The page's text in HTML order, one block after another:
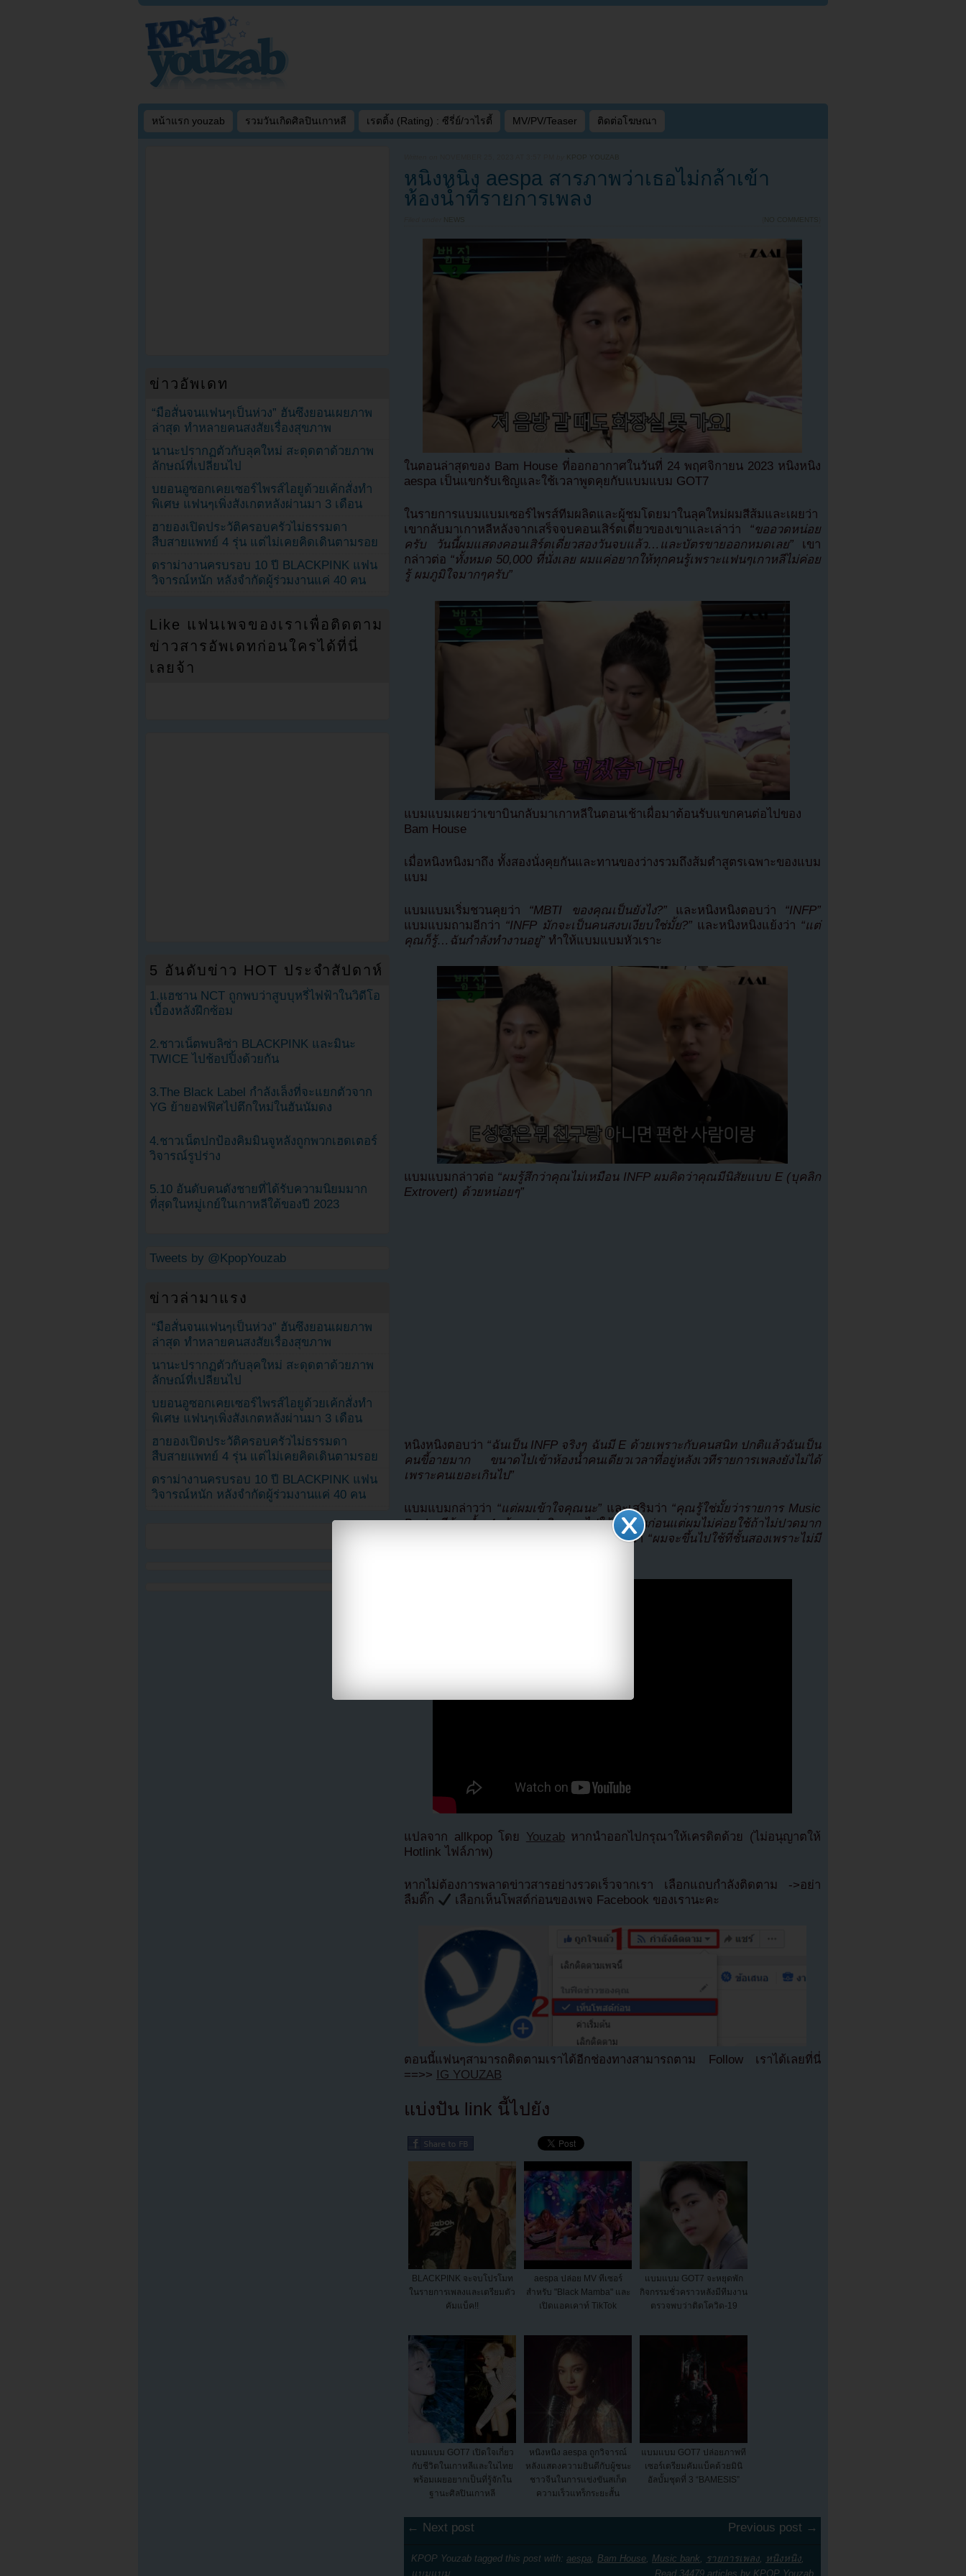
หน้าแรก youzab รวมวันเกิดศิลปินเกาหลี เรตติ้ง (Rating) : ซีรี่ย์/วาไรตี้ MV/PV/Teaser ติดต่อโฆษณา
KPOP YOUZAB
หนิงหนิง aespa สารภาพว่าเธอไม่กล้าเข้า
ห้องน้ำที่รายการเพลง
NEWS NO COMMENTS
ในตอนล่าสุดของ Bam House ที่ออกอากาศในวันที่ 24 พฤศจิกายน 2023 หนิงหนิง
aespa เป็นแขกรับเชิญและใช้เวลาพูดคุยกับแบมแบม GOT7
ในรายการแบมแบมเซอร์ไพรส์ทีมผลิตและผู้ชมโดยมาในลุคใหม่ผมสีส้มและเผยว่า
เขากลับมาเกาหลีหลังจากเสร็จจบคอนเสิร์ตเดี่ยวของเขาและเล่าว่า “ขออวดหน่อย
ครับ วันนี้ผมแสดงคอนเสิร์ตเดี่ยวสองวันจบแล้ว…และบัตรขายออกหมดเลย”เขา
กล่าวต่อ “ทั้งหมด 50,000 ที่นั่งเลย ผมแค่อยากให้ทุกคนรู้เพราะแฟนๆเกาหลีไม่ค่อย
รู้ ผมภูมิใจมากๆครับ”
แบมแบมเผยว่าเขาบินกลับมาเกาหลีในตอนเช้าเผื่อมาต้อนรับแขกคนต่อไปของ
Bam House
เมื่อหนิงหนิงมาถึง ทั้งสองนั่งคุยกันและทานของว่างรวมถึงส้มตำสูตรเฉพาะของแบม
แบม
แบมแบมเริ่มชวนคุยว่า “MBTI ของคุณเป็นยังไง?”และหนิงหนิงตอบว่า “INFP”
แบมแบมถามอีกว่า “INFP มักจะเป็นคนสงบเงียบใช่มั้ย?”และหนิงหนิงแย้งว่า “แต่
คุณก็รู้…ฉันกำลังทำงานอยู่” ทำให้แบมแบมหัวเราะ
แบมแบมกล่าวต่อ “ผมรู้สึกว่าคุณไม่เหมือน INFP ผมคิดว่าคุณมีนิสัยแบบ E (บุคลิก
Extrovert) ด้วยหน่อยๆ”
หนิงหนิงตอบว่า “ฉันเป็น INFP จริงๆ ฉันมี E ด้วยเพราะกับคนสนิท ปกติแล้วฉันเป็น
คนขี้อายมาก ขนาดไปเข้าห้องน้ำคนเดียวเวลาที่อยู่หลังเวทีรายการเพลงยังไม่ได้
เพราะคนเยอะเกินไป”
แบมแบมกล่าวว่า “แต่ผมเข้าใจคุณนะ”และเสริมว่า “คุณรู้ใช่มั้ยว่ารายการ Music
Bank มีห้องน้ำ 4 ห้อง ปกติเราจะไปใช้ตรงนั้นก่อนแต่ผมไม่ค่อยใช้ถ้าไม่ปวดมาก
เขาเผยอีกว่า “ผมจะขึ้นไปใช้ที่ชั้นสองเพราะไม่มี
แปลจาก allkpop โดย Youzabหากนำออกไปกรุณาให้เครดิตด้วย (ไม่อนุญาตให้
Hotlink ไฟล์ภาพ)
หากไม่ต้องการพลาดข่าวสารอย่างรวดเร็วจากเรา เลือกแถบกำลังติดตาม ->อย่า
ลืมติ๊ก
เลือกเห็นโพสต์ก่อนของเพจ Facebook ของเรานะคะ
ตอนนี้แฟนๆสามารถติดตามเราได้อีกช่องทางสามารถตาม Follow เราได้เลยที่นี่
==>> IG YOUZAB
แบ่งปัน link นี้ไปยัง
BLACKPINK จะจบโปรโมท
ในรายการเพลงและเตรียมตัว
คัมแบ็ค!!
aespa ปล่อย MV ทีเซอร์
สำหรับ "Black Mamba" และ
เปิดแอคเคาท์ TikTok
แบมแบม GOT7 จะหยุดพัก
กิจกรรมชั่วคราวหลังมีทีมงาน
ตรวจพบว่าติดโควิด-19
แบมแบม GOT7 เปิดใจเกี่ยว
กับชีวิตในเกาหลีและในไทย
พร้อมเผยอยากเป็นที่รู้จักใน
ฐานะศิลปินเกาหลี
หนิงหนิง aespa ถูกวิจารณ์
หลังแสดงความยินดีกับผู้ชนะ
ชาวจีนในการแข่งขันสเก็ต
ความเร็วแทร็กระยะสั้น
แบมแบม GOT7 ปล่อยภาพที
เซอร์เตรียมคัมแบ็คด้วยมินิ
อัลบั้มชุดที่ 3 “BAMESIS”
← Next post Previous post →
KPOP Youzab tagged this post with: aespa Bam House Music bank รายการเพลง หนิงหนิง
แบมแบม
Read 34479 articles by KPOP Youzab
ข่าวอัพเดท
“มือสั่นจนแฟนๆเป็นห่วง” ฮันซึงยอนเผยภาพ
ล่าสุด ทำหลายคนสงสัยเรื่องสุขภาพ
นานะปรากฏตัวกับลุคใหม่ สะดุดตาด้วยภาพ
ลักษณ์ที่เปลี่ยนไป
บยอนอูซอกเคยเซอร์ไพรส์ไอยูด้วยเค้กสั่งทำ
พิเศษ แฟนๆเพิ่งสังเกตหลังผ่านมา 3 เดือน
ฮายองเปิดประวัติครอบครัวไม่ธรรมดา
สืบสายแพทย์ 4 รุ่น แต่ไม่เคยคิดเดินตามรอย
ดราม่างานครบรอบ 10 ปี BLACKPINK แฟน
วิจารณ์หนัก หลังจำกัดผู้ร่วมงานแค่ 40 คน
Like แฟนเพจของเราเพื่อติดตาม
ข่าวสารอัพเดทก่อนใครได้ที่นี่
เลยจ้า
5 อันดับข่าว HOT ประจำสัปดาห์
1.แฮชาน NCT ถูกพบว่าสูบบุหรี่ไฟฟ้าในวิดีโอ
เบื้องหลังฝึกซ้อม
2.ชาวเน็ตพบลิซ่า BLACKPINK และมินะ
TWICE ไปช้อปปิ้งด้วยกัน
3.The Black Label กำลังเล็งที่จะแยกตัวจาก
YG ย้ายอฟฟิศไปตึกใหม่ในฮันนัมดง
4.ชาวเน็ตปกป้องคิมมินจูหลังถูกพวกเฮดเตอร์
วิจารณ์รูปร่าง
5.10 อันดับคนดังชายที่ได้รับความนิยมมาก
ที่สุดในหมู่เกย์ในเกาหลีใต้ของปี 2023
Tweets by @KpopYouzab
ข่าวล่ามาแรง
“มือสั่นจนแฟนๆเป็นห่วง” ฮันซึงยอนเผยภาพ
ล่าสุด ทำหลายคนสงสัยเรื่องสุขภาพ
นานะปรากฏตัวกับลุคใหม่ สะดุดตาด้วยภาพ
ลักษณ์ที่เปลี่ยนไป
บยอนอูซอกเคยเซอร์ไพรส์ไอยูด้วยเค้กสั่งทำ
พิเศษ แฟนๆเพิ่งสังเกตหลังผ่านมา 3 เดือน
ฮายองเปิดประวัติครอบครัวไม่ธรรมดา
สืบสายแพทย์ 4 รุ่น แต่ไม่เคยคิดเดินตามรอย
ดราม่างานครบรอบ 10 ปี BLACKPINK แฟน
วิจารณ์หนัก หลังจำกัดผู้ร่วมงานแค่ 40 คน